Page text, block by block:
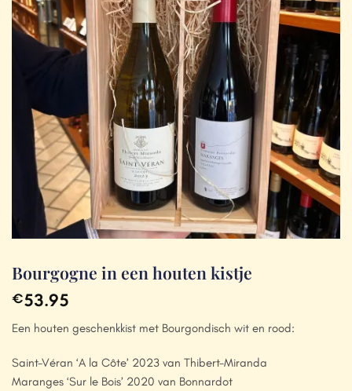
Bourgogne in een houten kistje
€53.95
Een houten geschenkkist met Bourgondisch wit en rood:
Saint-Véran ‘A la Côte’ 2023 van Thibert-Miranda
Maranges ‘Sur le Bois’ 2020 van Bonnardot